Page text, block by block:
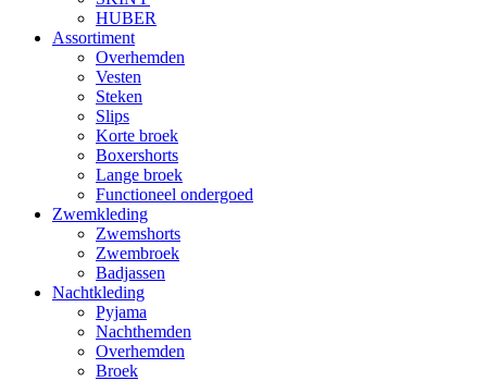
HUBER
Assortiment
Overhemden
Vesten
Steken
Slips
Korte broek
Boxershorts
Lange broek
Functioneel ondergoed
Zwemkleding
Zwemshorts
Zwembroek
Badjassen
Nachtkleding
Pyjama
Nachthemden
Overhemden
Broek